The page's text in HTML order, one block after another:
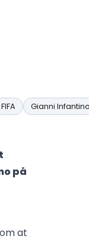
FIFA Gianni Infantino
på
at